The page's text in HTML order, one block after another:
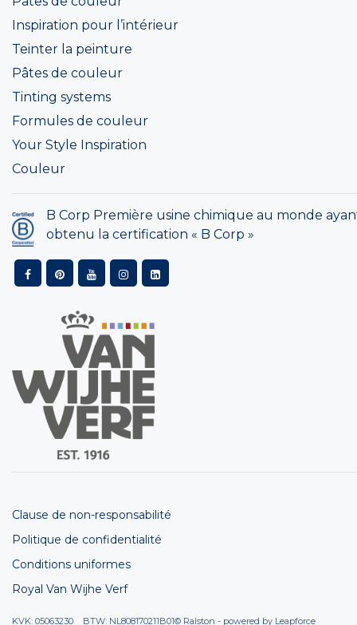
Inspiration pour l’intérieur
Teinter la peinture
Pâtes de couleur
Tinting systems
Formules de couleur
Your Style Inspiration
Couleur
B Corp Première usine chimique au monde
obtenu la certification « B Corp »
Clause de non-responsabilité
Politique de confidentialité
Conditions uniformes
Royal Van Wijhe Verf
KVK: 05063230 BTW: NL808170211B01© Ralston - powered by Leapforce